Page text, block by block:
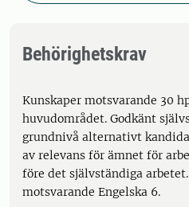
Behörighetskrav
Kunskaper motsvarande 30
huvudområdet. Godkänt
grundnivå alternativt
av relevans för ämnet för
före det självständiga
motsvarande Engelska 6.